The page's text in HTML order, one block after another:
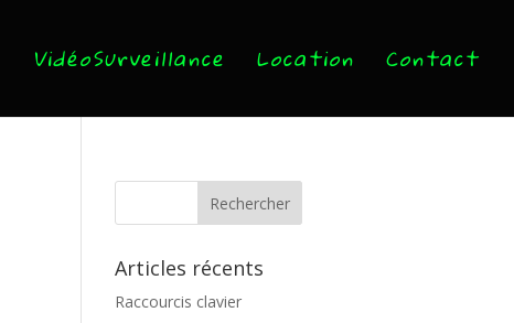
VidéoSurveillance Location Contact
Articles récents
Raccourcis clavier